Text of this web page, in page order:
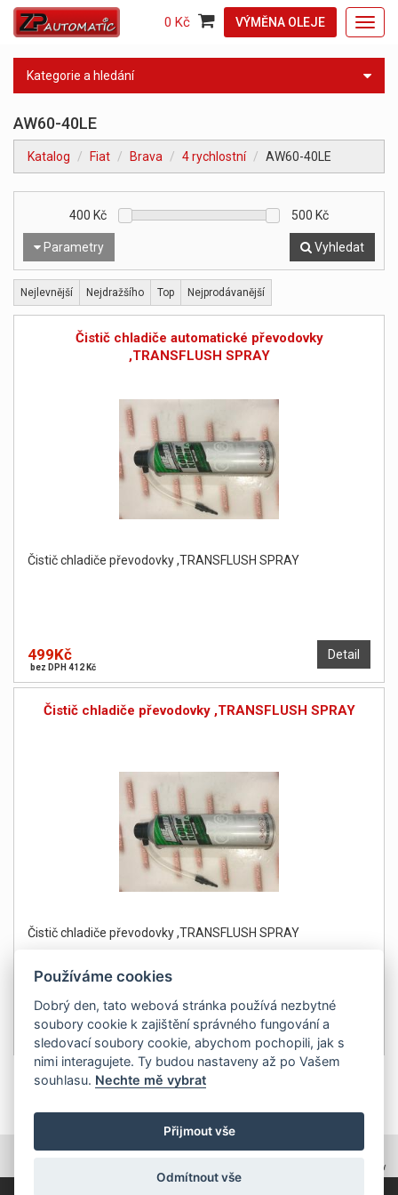
VÝMĚNA OLEJE
0 Kč
Kategorie a hledání
AW60-40LE
Katalog Fiat Brava 4 rychlostní AW60-40LE
Parametry
400 Kč 500 Kč
Vyhledat
Nejlevnější Nejdražšího Top Nejprodávanější
Čistič chladiče automatické převodovky
,TRANSFLUSH SPRAY
Čistič chladiče převodovky ,TRANSFLUSH SPRAY
Detail
499Kč
bez DPH 412 Kč
Čistič chladiče převodovky ,TRANSFLUSH SPRAY
Čistič chladiče převodovky ,TRANSFLUSH SPRAY
Detail
499Kč
bez DPH 412 Kč
1
TOPWEBY - webhosting, domény, tvorba www
Používáme cookies
Dobrý den, tato webová stránka používá nezbytné
soubory cookie k zajištění správného fungování a
sledovací soubory cookie, abychom pochopili, jak s
nimi interagujete. Ty budou nastaveny až po Vašem
souhlasu. Nechte mě vybrat
Přijmout vše
Odmítnout vše